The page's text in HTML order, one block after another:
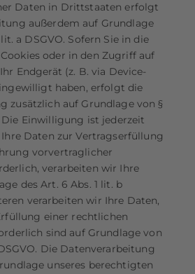
Daten in Drittstaaten erfolgt
außerdem auf Grundlage
a DSGVO. Sofern Sie in die
oder in den Zugriff auf
Endgerät (z. B. via Device-
haben, erfolgt die
zusätzlich auf Grundlage von §
Die Einwilligung ist jederzeit
Daten zur Vertragserfüllung
vorvertraglicher
verarbeiten wir Ihre
des Art. 6 Abs. 1 lit. b
verarbeiten wir Ihre Daten,
einer rechtlichen
sind auf Grundlage von
Die Datenverarbeitung
unseres berechtigten